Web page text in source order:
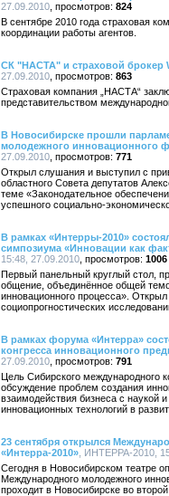
27.09.2010
824
В сентябре 2010 года страховая
координации работы агентов.
СК "НАСТА" и страховой брокер
27.09.2010
863
Страховая компания „НАСТА“
представительством
В Новосибирске прошли
молодежного инновационного
27.09.2010
771
Открыл слушания и выступил с
областного Совета депутатов
теме «Законодательное
успешного социально-
В рамках «Интерры-2010»
симпозиума «Инновации как
15:48, 27.09.2010
1006
Первый панельный круглый стол,
общение, объединённое общей
инновационного процесса».
социопрогностических
В рамках форума «Интерра»
конгресса инновационного
27.09.2010
791
Цель Сибирского международного
обсуждение проблем создания
взаимодействия бизнеса с наукой
инновационных технологий в
23 сентября открылся
«Интерра-2010» , ИНТЕРРА-2010,
Сегодня в Новосибирском театре
Международного молодежного
проходит в Новосибирске во